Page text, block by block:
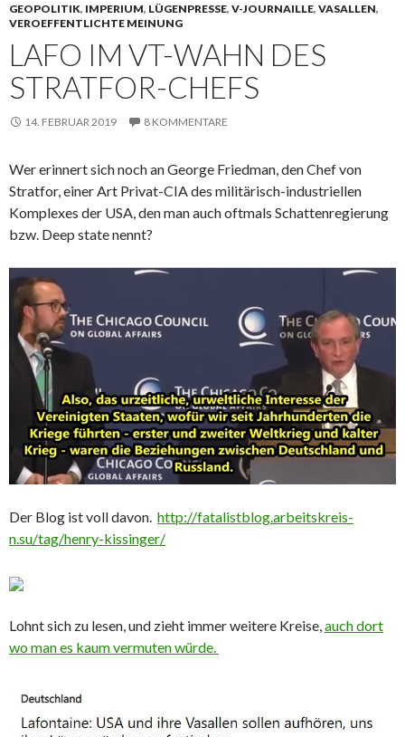
GEOPOLITIK, IMPERIUM, LÜGENPRESSE, V-JOURNAILLE, VASALLEN,
VEROEFFENTLICHTE MEINUNG
LAFO IM VT-WAHN DES
STRATFOR-CHEFS
14. FEBRUAR 2019 8 KOMMENTARE
Wer erinnert sich noch an George Friedman, den Chef von
Stratfor, einer Art Privat-CIA des militärisch-industriellen
Komplexes der USA, den man auch oftmals Schattenregierung
bzw. Deep state nennt?
Der Blog ist voll davon. http://fatalistblog.arbeitskreis-
n.su/tag/henry-kissinger/
Lohnt sich zu lesen, und zieht immer weitere Kreise, auch dort
wo man es kaum vermuten würde.